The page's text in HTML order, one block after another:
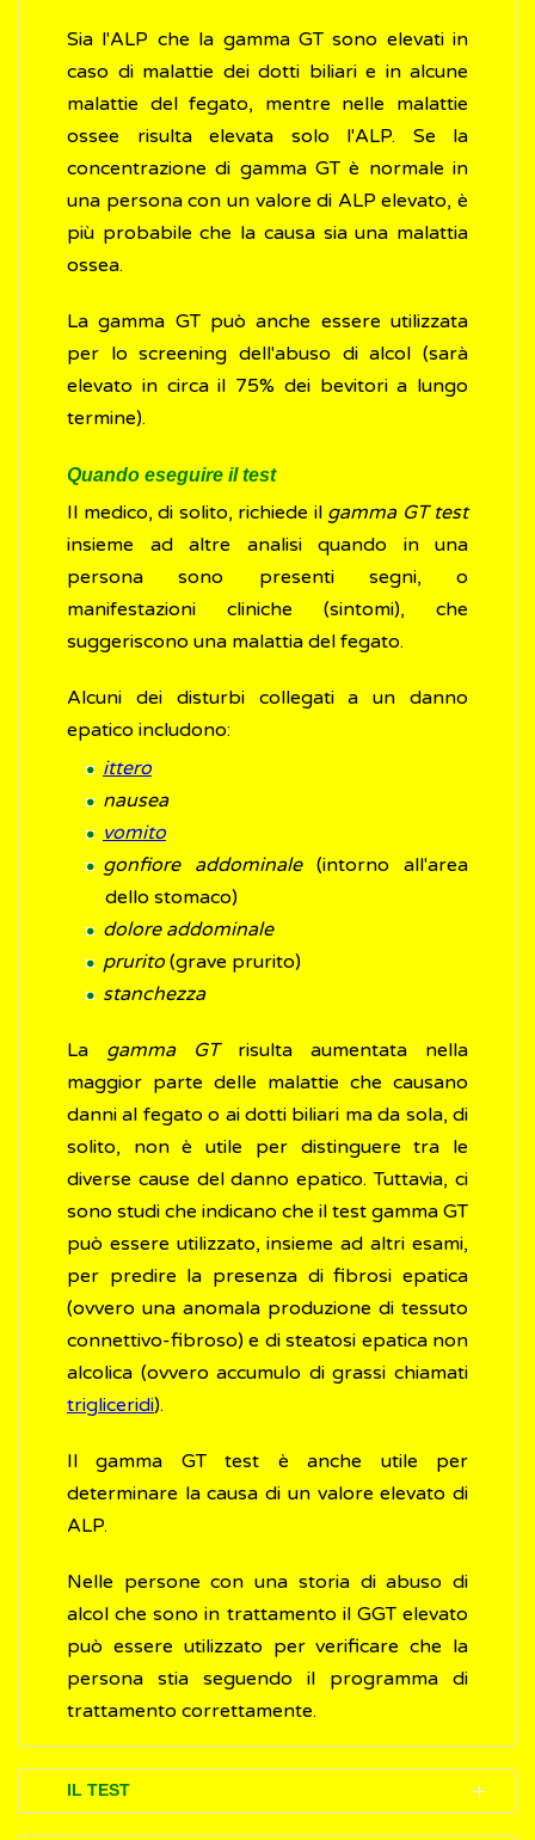
Sia l'ALP che la gamma GT sono elevati in
caso di malattie dei dotti biliari e in alcune
malattie del fegato, mentre nelle malattie
ossee risulta elevata solo l'ALP. Se la
concentrazione di gamma GT è normale in
una persona con un valore di ALP elevato, è
più probabile che la causa sia una malattia
ossea.
La gamma GT può anche essere utilizzata
per lo screening dell'abuso di alcol (sarà
elevato in circa il 75% dei bevitori a lungo
termine).
Quando eseguire il test
Il medico, di solito, richiede il gamma GT test
insieme ad altre analisi quando in una
persona sono presenti segni, o
manifestazioni cliniche (sintomi), che
suggeriscono una malattia del fegato.
Alcuni dei disturbi collegati a un danno
epatico includono:
ittero
nausea
vomito
gonfiore addominale(intorno all'area
dello stomaco)
dolore addominale
prurito(grave prurito)
stanchezza
La gamma GTrisulta aumentata nella
maggior parte delle malattie che causano
danni al fegato o ai dotti biliari ma da sola, di
solito, non è utile per distinguere tra le
diverse cause del danno epatico. Tuttavia, ci
sono studi che indicano che il test gamma GT
può essere utilizzato, insieme ad altri esami,
per predire la presenza di fibrosi epatica
(ovvero una anomala produzione di tessuto
connettivo-fibroso) e di steatosi epatica non
alcolica (ovvero accumulo di grassi chiamati
trigliceridi).
Il gamma GT test è anche utile per
determinare la causa di un valore elevato di
ALP.
Nelle persone con una storia di abuso di
alcol che sono in trattamento il GGT elevato
può essere utilizzato per verificare che la
persona stia seguendo il programma di
trattamento correttamente.
IL TEST